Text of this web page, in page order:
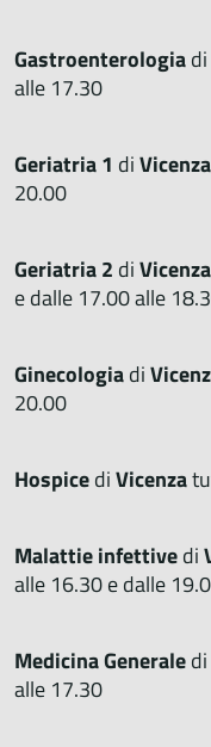
Gastroenterologiadi
alle 17.30
Geriatria 1 diVicenza
20.00
Geriatria 2 diVicenza
e dalle 17.00 alle
Ginecologiadi
20.00
HospicediVicenza
Malattie infettivedi
alle 16.30 e dalle
Medicina Generaledi
alle 17.30